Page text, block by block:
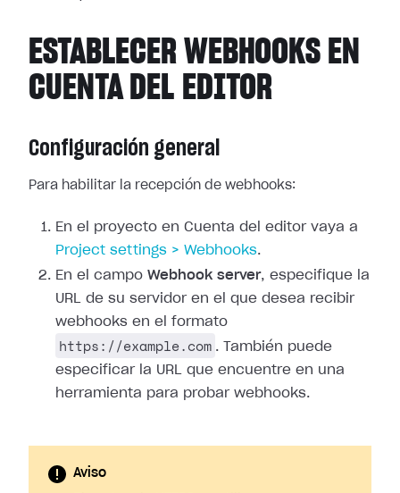
ESTABLECER WEBHOOKS EN
CUENTA DEL EDITOR
Configuración general
Para habilitar la recepción de webhooks:
En el proyecto en Cuenta del editor vaya a
Project settings > Webhooks.
En el campo Webhook server, especifique la
URL de su servidor en el que desea recibir
webhooks en el formato
https://example.com . También puede
especificar la URL que encuentre en una
herramienta para probar webhooks.
Aviso